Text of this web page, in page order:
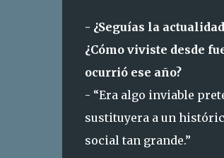
- ¿Seguías la
¿Cómo viviste desde
ocurrió ese año?
- “Era algo inviable
sustituyera a un
social tan grande.”